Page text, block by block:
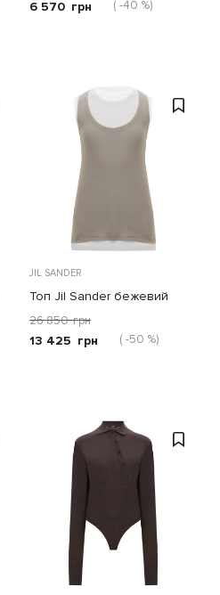
6 570 грн ( -40 %)
JIL SANDER
Топ Jil Sander бежевий
26 850 грн
13 425 грн ( -50 %)